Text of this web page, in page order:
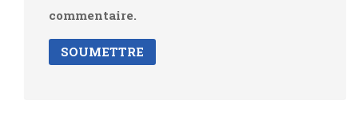
commentaire.